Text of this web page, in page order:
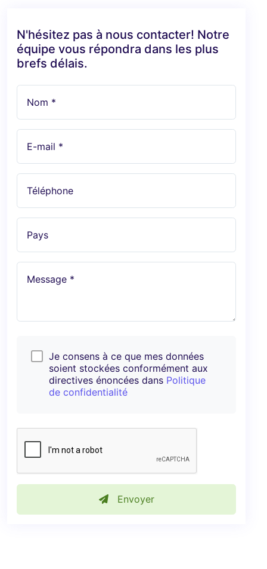
N'hésitez pas à nous contacter! Notre
équipe vous répondra dans les plus
brefs délais.
Nom *
E-mail *
Téléphone
Pays
Message *
Je consens à ce que mes données
soient stockées conformément aux
directives énoncées dans Politique
de confidentialité
Envoyer